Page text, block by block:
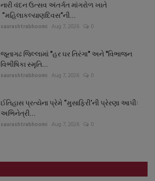
નારી વંદન ઉત્સવ અંતર્ગત માંગરોળ ખાતે
“મહિલાકલ્યાણદિવસ”ની...
saurashtrabhoomi Aug 7, 2026 0
જૂનાગઢ જિલ્લામાં "હર ઘર તિરંગા" અને "વિભાજન
વિભીષિકા સ્મૃતિ...
saurashtrabhoomi Aug 7, 2026 0
ઈતિહાસ પ્રત્યેના પ્રેમે “મુસાફિરી’ની પ્રેરણા આપીઃ
અભિનેત્રી...
saurashtrabhoomi Aug 7, 2026 0